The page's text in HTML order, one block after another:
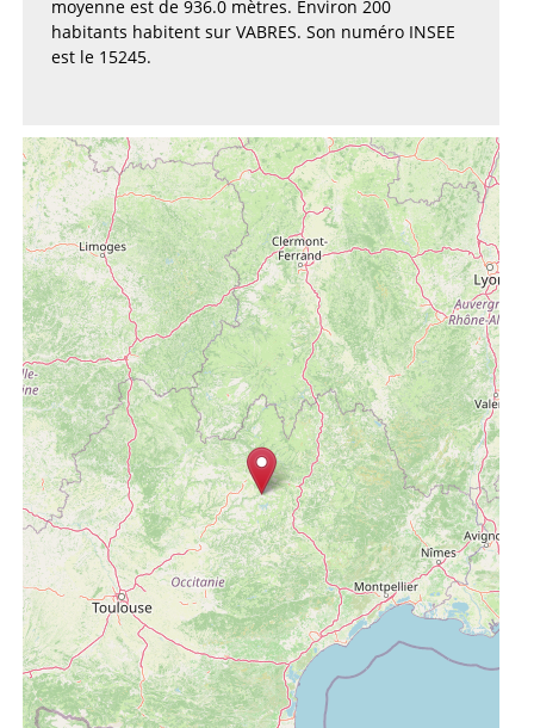
moyenne est de 936.0 mètres. Environ 200
habitants habitent sur VABRES. Son numéro INSEE
est le 15245.